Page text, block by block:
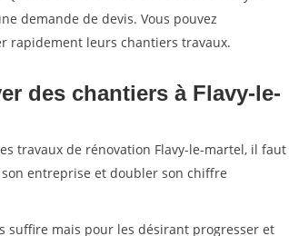
demande de devis. Vous pouvez
rapidement leurs chantiers travaux.
des chantiers à Flavy-le-
travaux de rénovation Flavy-le-martel, il faut
entreprise et doubler son chiffre
suffire mais pour les désirant progresser et